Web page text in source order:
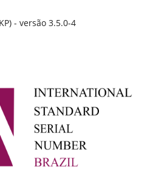
- versão 3.5.0-4